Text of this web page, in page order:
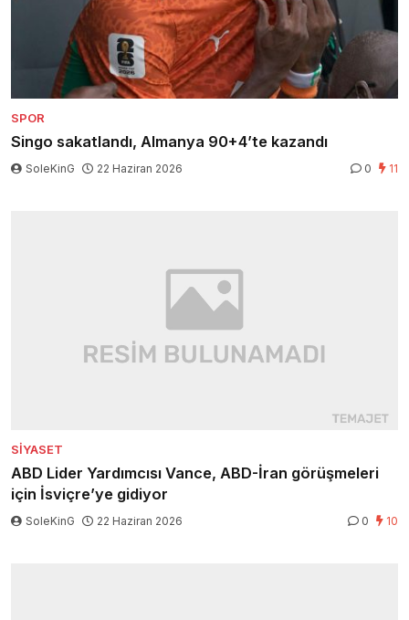
SPOR
Singo sakatlandı, Almanya 90+4’te kazandı
SoleKinG 22 Haziran 2026 0 11
SIYASET
ABD Lider Yardımcısı Vance, ABD-İran görüşmeleri
için İsviçre’ye gidiyor
SoleKinG 22 Haziran 2026 0 10